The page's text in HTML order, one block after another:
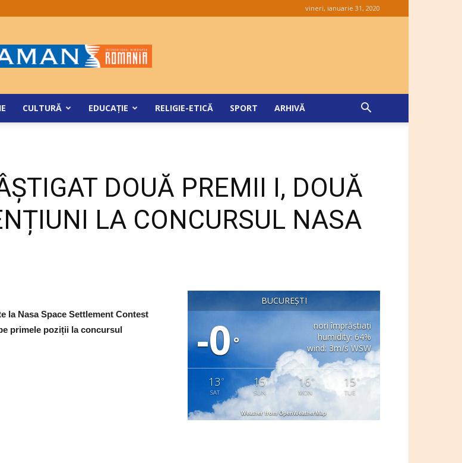
vineri, ianuarie 31, 2020
ZamanRomania
CULTURĂ EDUCAŢIE RELIGIE-ETICĂ SPORT ARHIVĂ
DOUĂ PREMII I, DOUĂ
LA CONCURSUL NASA
la Nasa Space Settlement Contest
primele poziții la concursul
BUCUREȘTI
-0°
nori împrăștiați
humidity: 64%
wind: 3m/s WSW
13°
SAT
15°
SUN
16°
MON
15°
TUE
Weather from OpenWeatherMap